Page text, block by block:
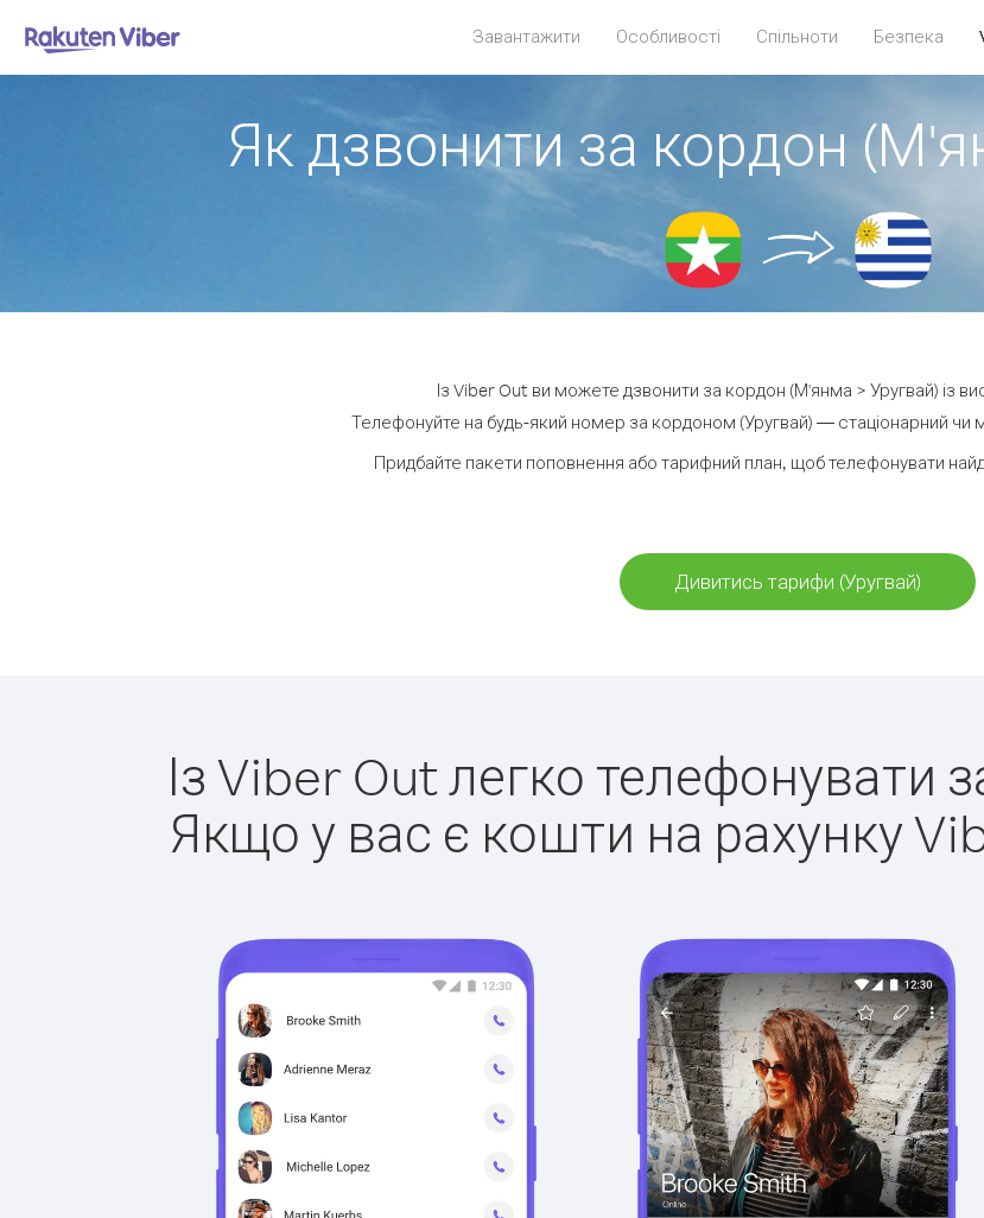
Завантажити Особливості Спільноти Безпека
Як дзвонити за кордон
Із Viber Out ви можете дзвонити за кордон (М'янма > Уругвай) із
Телефонуйте на будь-який номер за кордоном (Уругвай) — стаціонарний чи
Придбайте пакети поповнення або тарифний план, щоб телефонувати
Дивитись тарифи (Уругвай)
Із Viber Out легко телефонувати
Якщо у вас є кошти на рахунку